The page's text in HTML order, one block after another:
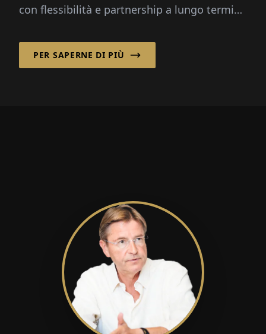
con flessibilità e partnership a lungo termine
internazionali.
PER SAPERNE DI PIÙ